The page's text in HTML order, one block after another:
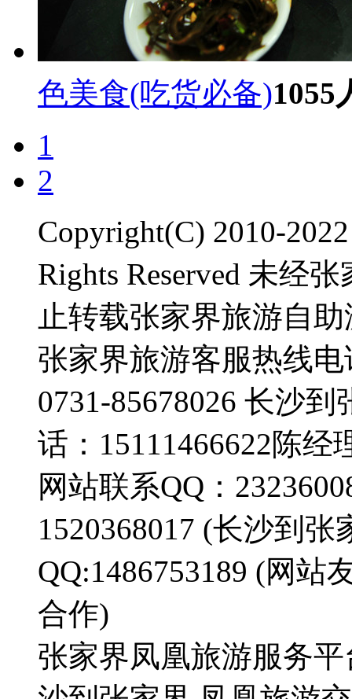
色美食(吃货必备)1055
1
2
Copyright(C) 2010-
Rights Reserved 未经
止转载张家界旅游自
张家界旅游客服热线电
0731-85678026 长沙
话：15111466622陈经
网站联系QQ：
1520368017 (长沙到
QQ:1486753189 (网站
合作)
张家界凤凰旅游服务